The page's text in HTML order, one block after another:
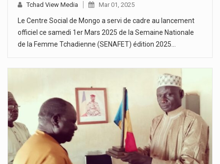
Tchad View Media Mar 01, 2025
Le Centre Social de Mongo a servi de cadre au lancement
officiel ce samedi 1er Mars 2025 de la Semaine Nationale
de la Femme Tchadienne (SENAFET) édition 2025…